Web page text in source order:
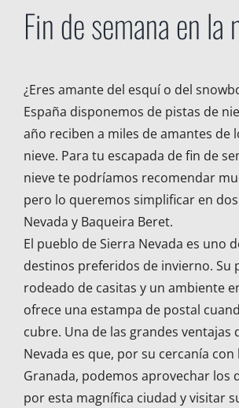
Fin de semana en la
¿Eres amante del esquí o del
España disponemos de pistas de
año reciben a miles de amantes de
nieve. Para tu escapada de fin de
nieve te podríamos recomendar
pero lo queremos simplificar en
Nevada y Baqueira Beret.
El pueblo de Sierra Nevada es uno
destinos preferidos de invierno. Su
rodeado de casitas y un ambiente
ofrece una estampa de postal
cubre. Una de las grandes ventajas
Nevada es que, por su cercanía
Granada, podemos aprovechar los
por esta magnífica ciudad y visitar